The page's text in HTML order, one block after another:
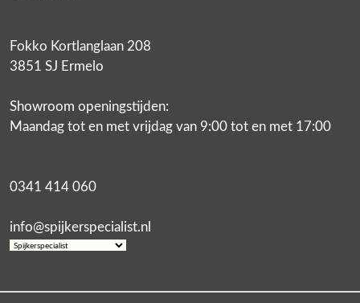
Fokko Kortlanglaan 208
3851 SJ Ermelo
Showroom openingstijden:
Maandag tot en met vrijdag van 9:00 tot en met 17:00
0341 414 060
info@spijkerspecialist.nl